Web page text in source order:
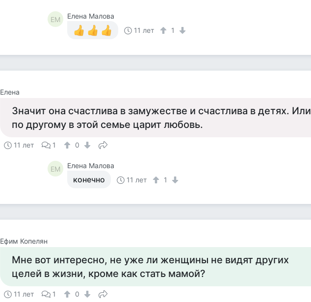
ЕМ
Елена Малова
11 лет
1
Елена
Значит она счастлива в замужестве и счастлива в детях. Или
по другому в этой семье царит любовь.
11 лет 1 0
ЕМ Елена Малова
конечно 11 лет 1
Ефим Копелян
Мне вот интересно, не уже ли женщины не видят других
целей в жизни, кроме как стать мамой?
11 лет 1 0